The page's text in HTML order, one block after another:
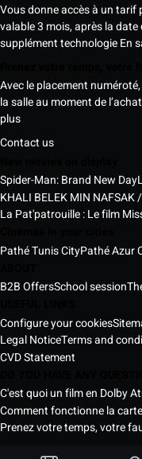
Vous donne accès à un tarif
valable 3 mois, après la
supplément technologieEn
Avec le placement
la salle au moment de
plus
Contact us
Spider-Man: Brand New Day
La Pat'patrouille : Le film
Pathé Tunis CityPathé Azur
B2B OffersSchool session
Configure your cookies
Legal NoticeTerms and
CVD Statement
C'est quoi un film en Dolby
Comment fonctionne la
Prenez votre temps, votre